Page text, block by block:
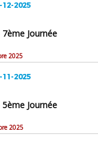
2025
Journée
2025
2025
Journée
2025